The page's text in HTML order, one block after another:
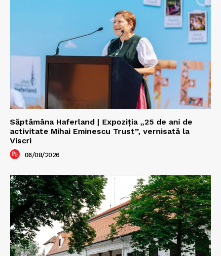
Săptămâna Haferland | Expoziţia „25 de ani de
activitate Mihai Eminescu Trust”, vernisată la
Viscri
06/08/2026